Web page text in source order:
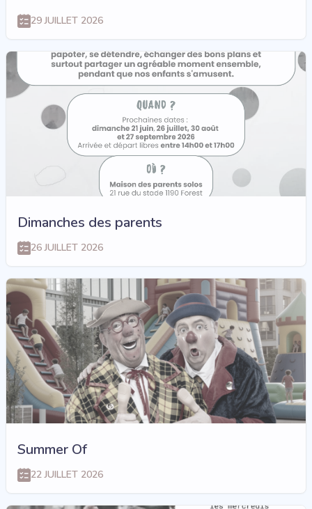
29 JUILLET 2026
Dimanches des parents
26 JUILLET 2026
Summer Of
22 JUILLET 2026